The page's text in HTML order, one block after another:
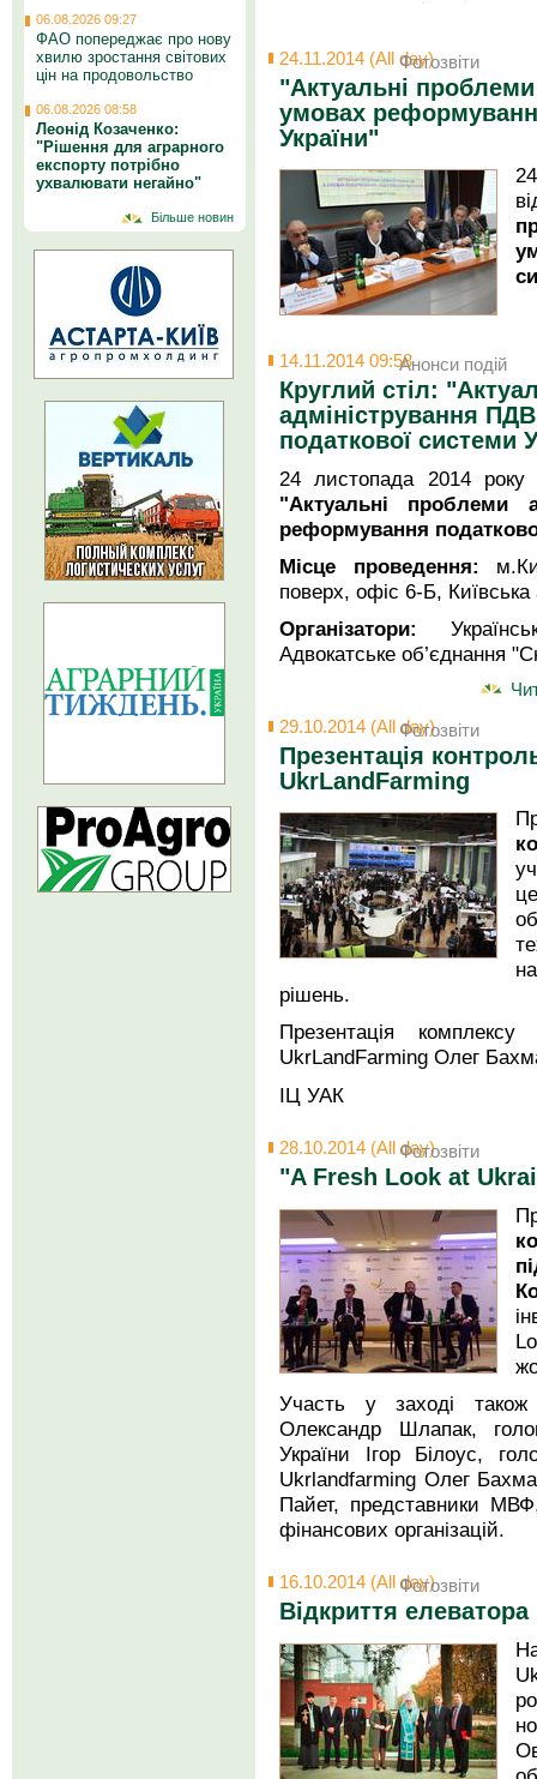
24.11.2014 (All day)Фотозвіти
"Актуальні
умовах
України"
14.11.2014 09:58Анонси подій
Круглий стіл:
адміністрування
податкової системи
24 листопада 2014 року
"Актуальні проблеми
реформування
Місце проведення:
поверх, офіс 6-Б,
Організатори:
Адвокатське об’єднання
29.10.2014 (All day)Фотозвіти
Презентація
UkrLandFarming
рішень.
Презентація
UkrLandFarming Олег
ІЦ УАК
28.10.2014 (All day)Фотозвіти
"A Fresh Look at
Участь у заході також
Олександр Шлапак,
України Ігор Білоус,
Ukrlandfarming Олег
Пайет, представники
фінансових організацій.
16.10.2014 (All day)Фотозвіти
Відкриття
06.08.2026 09:27
ФАО попереджає про нову
хвилю зростання світових
цін на продовольство
06.08.2026 08:58
Леонід Козаченко:
"Рішення для аграрного
експорту потрібно
ухвалювати негайно"
Більше новин